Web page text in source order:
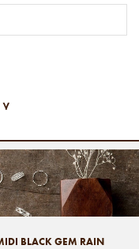
BLACK GEM RAIN